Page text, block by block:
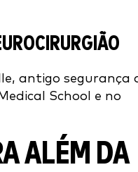
antigo segurança
School e no
ALÉM DA